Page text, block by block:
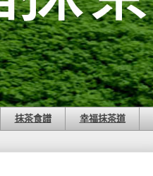
抹茶食譜 幸福抹茶道